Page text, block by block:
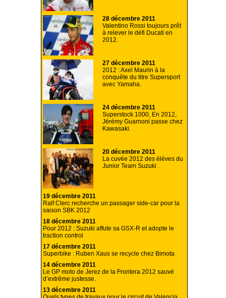
28 décembre 2011
Valentino Rossi toujours prêt
à relever le défi Ducati en
2012.
27 décembre 2011
2012 : Axel Maurin à la
conquête du titre Supersport
avec Yamaha.
24 décembre 2011
Superstock 1000, En 2012,
Jérémy Guarnoni passe chez
Kawasaki.
20 décembre 2011
La cuvée 2012 des élèves du
Junior Team Suzuki .
19 décembre 2011
Ralf Clerc recherche un passager side-car pour la
saison SBK 2012
18 décembre 2011
Pour 2012 : Suzuki affute sa GSX-R et adopte le
traction control
17 décembre 2011
Superbike : Ruben Xaus se recycle chez Bimota
14 décembre 2011
Le GP moto de Jerez de la Frontera 2012 sauvé
d’extrême justesse.
13 décembre 2011